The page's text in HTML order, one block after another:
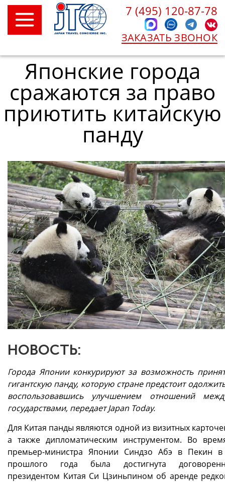
7 (495) 120-87-78
ЗАКАЗАТЬ ЗВОНОК
Японские города
сражаются за право
приютить китайскую
панду
НОВОСТЬ:
Города Японии конкурируют за возможность
гигантскую панду, которую стране предстоит
воспользовавшись улучшением отношений
государствами, передает Japan Today.
Для Китая панды являются одной из визитных
а также дипломатическим инструментом. Во
премьер-министра Японии Синдзо Абэ в Пекин в
прошлого года была достигнута
президентом Китая Си Цзиньпином об аренде